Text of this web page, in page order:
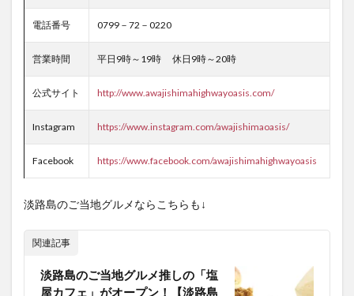
電話番号 0799－72－0220
営業時間 平日9時～19時 休日9時～20時
公式サイト http://www.awajishimahighwayoasis.com/
Instagram https://www.instagram.com/awajishimaoasis/
Facebook https://www.facebook.com/awajishimahighwayoasis
淡路島のご当地グルメならこちらも↓
関連記事
淡路島のご当地グルメ推しの「塩
屋カフェ」がオープン！【淡路島